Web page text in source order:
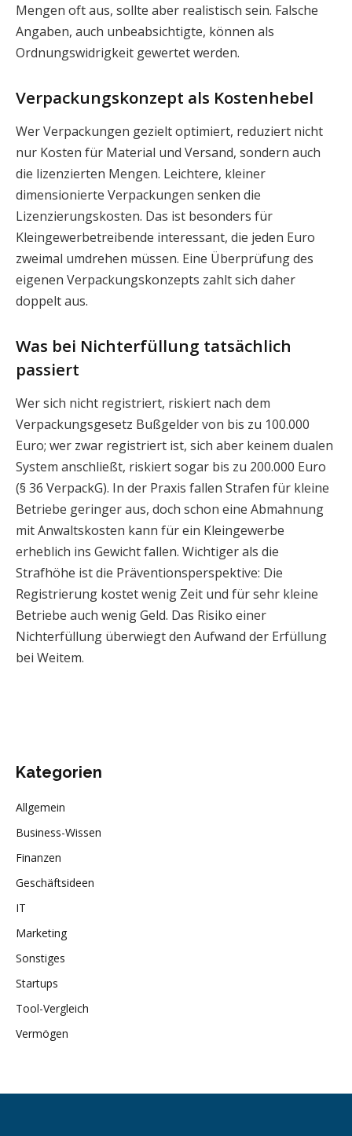
Mengen oft aus, sollte aber realistisch sein. Falsche
Angaben, auch unbeabsichtigte, können als
Ordnungswidrigkeit gewertet werden.
Verpackungskonzept als Kostenhebel
Wer Verpackungen gezielt optimiert, reduziert nicht
nur Kosten für Material und Versand, sondern auch
die lizenzierten Mengen. Leichtere, kleiner
dimensionierte Verpackungen senken die
Lizenzierungskosten. Das ist besonders für
Kleingewerbetreibende interessant, die jeden Euro
zweimal umdrehen müssen. Eine Überprüfung des
eigenen Verpackungskonzepts zahlt sich daher
doppelt aus.
Was bei Nichterfüllung tatsächlich
passiert
Wer sich nicht registriert, riskiert nach dem
Verpackungsgesetz Bußgelder von bis zu 100.000
Euro; wer zwar registriert ist, sich aber keinem dualen
System anschließt, riskiert sogar bis zu 200.000 Euro
(§ 36 VerpackG). In der Praxis fallen Strafen für kleine
Betriebe geringer aus, doch schon eine Abmahnung
mit Anwaltskosten kann für ein Kleingewerbe
erheblich ins Gewicht fallen. Wichtiger als die
Strafhöhe ist die Präventionsperspektive: Die
Registrierung kostet wenig Zeit und für sehr kleine
Betriebe auch wenig Geld. Das Risiko einer
Nichterfüllung überwiegt den Aufwand der Erfüllung
bei Weitem.
Kategorien
Allgemein
Business-Wissen
Finanzen
Geschäftsideen
IT
Marketing
Sonstiges
Startups
Tool-Vergleich
Vermögen